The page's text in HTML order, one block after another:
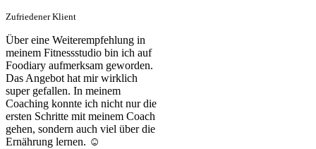
Zufriedener Klient
Über eine Weiterempfehlung in
meinem Fitnessstudio bin ich auf
Foodiary aufmerksam geworden.
Das Angebot hat mir wirklich
super gefallen. In meinem
Coaching konnte ich nicht nur die
ersten Schritte mit meinem Coach
gehen, sondern auch viel über die
Ernährung lernen. ☺️